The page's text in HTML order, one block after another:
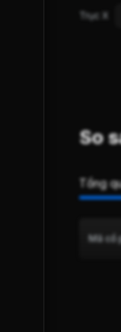
Trục X
So
Tổng
Mã cổ